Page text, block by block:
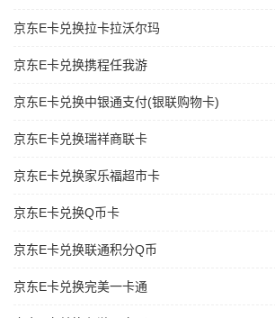
京东E卡兑换拉卡拉沃尔玛
京东E卡兑换携程任我游
京东E卡兑换中银通支付(银联购物卡)
京东E卡兑换瑞祥商联卡
京东E卡兑换家乐福超市卡
京东E卡兑换Q币卡
京东E卡兑换联通积分Q币
京东E卡兑换完美一卡通